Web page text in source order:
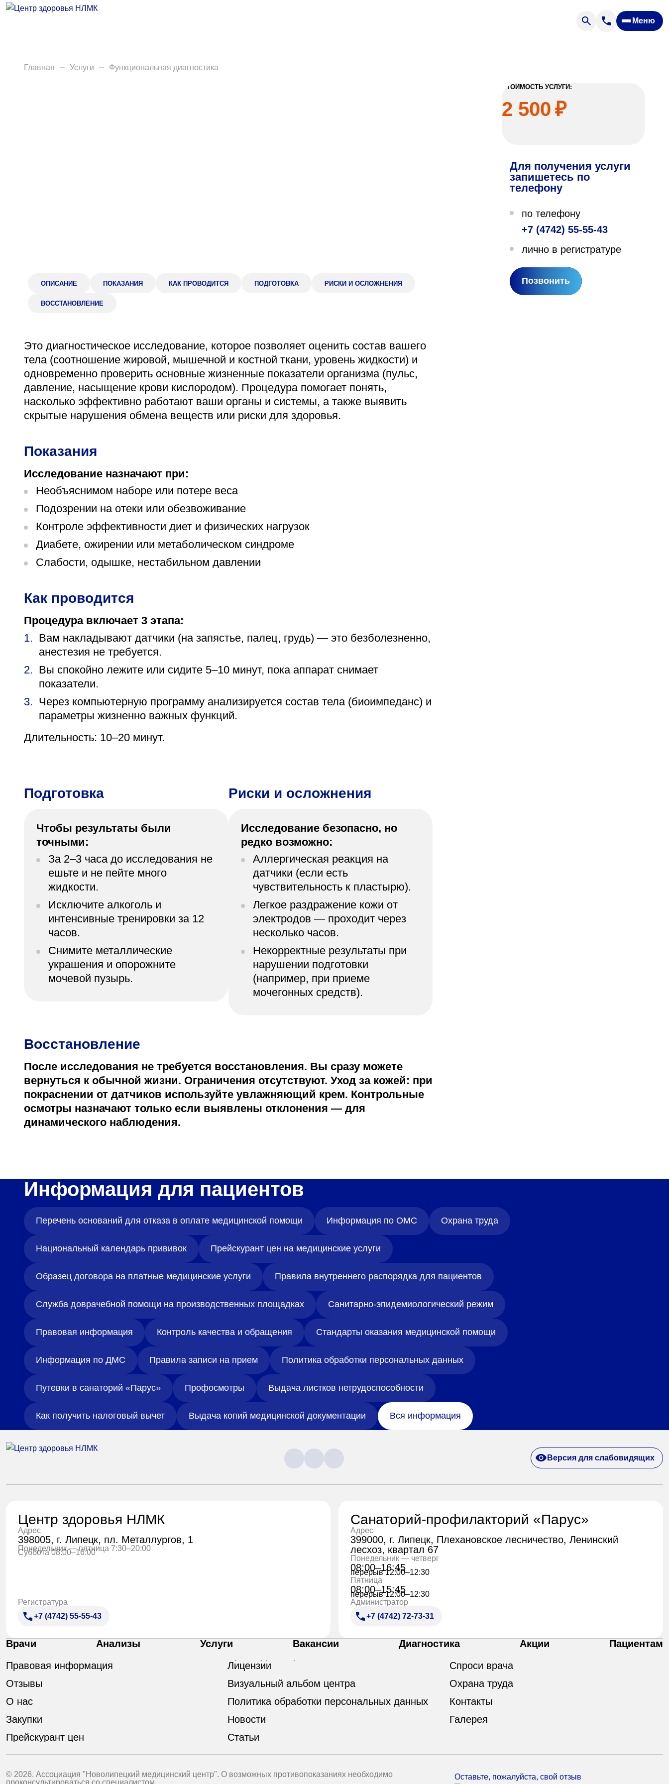
Меню
Анализы
+7 (4742) 55-55-43
Санаторий-профилакторий «Парус»
399000, г. Липецк, Плехановское лесничество,
08:00–16:45
+7 (4742) 72-73-31
Главная Услуги Функциональная диагностика
ОПИСАНИЕ ПОКАЗАНИЯ КАК ПРОВОДИТСЯ ПОДГОТОВКА РИСКИ И ОСЛОЖНЕНИЯ
ВОССТАНОВЛЕНИЕ
Это диагностическое исследование, которое позволяет оценить состав вашего
тела (соотношение жировой, мышечной и костной ткани, уровень жидкости) и
одновременно проверить основные жизненные показатели организма (пульс,
давление, насыщение крови кислородом). Процедура помогает понять,
насколько эффективно работают ваши органы и системы, а также выявить
скрытые нарушения обмена веществ или риски для здоровья.
Показания
Исследование назначают при:
Необъяснимом наборе или потере веса
Подозрении на отеки или обезвоживание
Контроле эффективности диет и физических нагрузок
Диабете, ожирении или метаболическом синдроме
Слабости, одышке, нестабильном давлении
Как проводится
Процедура включает 3 этапа:
Вам накладывают датчики (на запястье, палец, грудь) — это безболезненно,
анестезия не требуется.
Вы спокойно лежите или сидите 5–10 минут, пока аппарат снимает
показатели.
Через компьютерную программу анализируется состав тела (биоимпеданс) и
параметры жизненно важных функций.
Длительность: 10–20 минут.
Подготовка
Чтобы результаты были
точными:
За 2–3 часа до исследования не
ешьте и не пейте много
жидкости.
Исключите алкоголь и
интенсивные тренировки за 12
часов.
Снимите металлические
украшения и опорожните
мочевой пузырь.
Риски и осложнения
Исследование безопасно, но
редко возможно:
Аллергическая реакция на
датчики (если есть
чувствительность к пластырю).
Легкое раздражение кожи от
электродов — проходит через
несколько часов.
Некорректные результаты при
нарушении подготовки
(например, при приеме
мочегонных средств).
Восстановление
После исследования не требуется восстановления. Вы сразу можете
вернуться к обычной жизни. Ограничения отсутствуют. Уход за кожей: при
покраснении от датчиков используйте увлажняющий крем. Контрольные
осмотры назначают только если выявлены отклонения — для
динамического наблюдения.
СТОИМОСТЬ УСЛУГИ:
2 500 ₽
Для получения услуги
запишетесь по
телефону
по телефону
+7 (4742) 55-55-43
лично в регистратуре
Позвонить
Информация для пациентов
Перечень оснований для отказа в оплате медицинской помощи Информация по ОМС Охрана труда
Национальный календарь прививок Прейскурант цен на медицинские услуги
Образец договора на платные медицинские услуги Правила внутреннего распорядка для пациентов
Служба доврачебной помощи на производственных площадках Санитарно-эпидемиологический режим
Правовая информация Контроль качества и обращения Стандарты оказания медицинской помощи
Информация по ДМС Правила записи на прием Политика обработки персональных данных
Путевки в санаторий «Парус» Профосмотры Выдача листков нетрудоспособности
Как получить налоговый вычет Выдача копий медицинской документации Вся информация
Версия для слабовидящих
Центр здоровья НЛМК
Адрес
398005, г. Липецк, пл. Металлургов, 1
Понедельник — пятница 7:30–20:00
Суббота 08:00–16:00
Регистратура
+7 (4742) 55-55-43
Санаторий-профилакторий «Парус»
Адрес
399000, г. Липецк, Плехановское лесничество, Ленинский
лесхоз, квартал 67
Понедельник — четверг
08:00–16:45
перерыв 12:00–12:30
Пятница
08:00–15:45
перерыв 12:00–12:30
Администратор
+7 (4742) 72-73-31
Врачи Анализы Услуги Вакансии Диагностика Акции
Пациентам
Правовая информация
Отзывы
О нас
Закупки
Прейскурант цен
Лицензии
Визуальный альбом центра
Политика обработки персональных данных
Новости
Статьи
Спроси врача
Охрана труда
Контакты
Галерея
© 2026. Ассоциация "Новолипецкий медицинский центр". О возможных противопоказаниях необходимо
Оставьте, пожалуйста, свой отзыв